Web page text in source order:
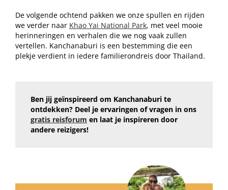
De volgende ochtend pakken we onze spullen en rijden
we verder naar Khao Yai National Park, met veel mooie
herinneringen en verhalen die we nog vaak zullen
vertellen. Kanchanaburi is een bestemming die een
plekje verdient in iedere familierondreis door Thailand.
Ben jij geïnspireerd om Kanchanaburi te
ontdekken? Deel je ervaringen of vragen in ons
gratis reisforum en laat je inspireren door
andere reizigers!